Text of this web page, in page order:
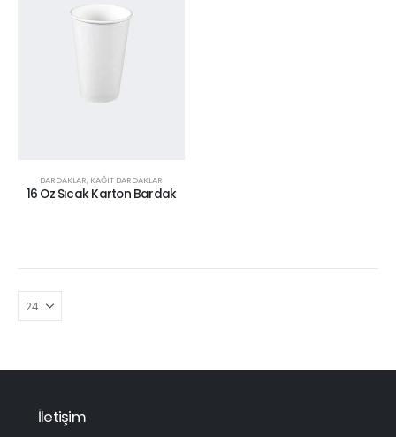
BARDAKLAR, KAĞIT BARDAKLAR
16 Oz Sıcak Karton Bardak
İletişim